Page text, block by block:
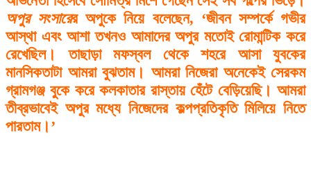
অপুর সংসারের অপুকে নিয়ে বলেছেন, ‘জীবন সম্পর্কে গভীর
আস্থা এবং আশা তখনও আমাদের অপুর মতোই রোমান্টিক করে
রেখেছিল। তাছাড়া মফস্বল থেকে শহরে আসা যুবকের
মানসিকতাটা আমরা বুঝতাম। আমরা নিজেরা অনেকেই সেরকম
গ্রামগঞ্জ বুকে করে কলকাতার রাস্তায় হেঁটে বেড়িয়েছি। আমরা
তীব্রভাবেই অপুর মধ্যে নিজেদের কল্পপ্রতিকৃতি মিলিয়ে নিতে
পারতাম।’